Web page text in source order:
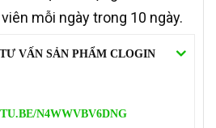
mỗi ngày trong 10 ngày.
VẤN SẢN PHẨM CLOGIN
N4WWVBV6DNG